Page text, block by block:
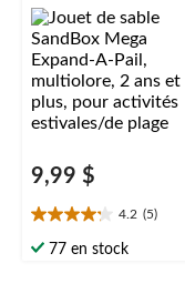
plus, pour activités
estivales/de plage
9,99 $
4.2 (5)
4.2
étoile(s)
77 en stock